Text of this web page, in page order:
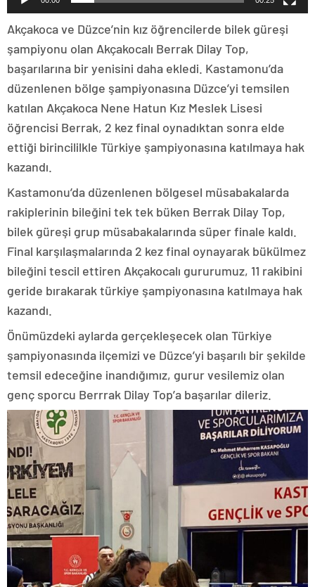
Akçakoca ve Düzce’nin kız öğrencilerde bilek güreşi
şampiyonu olan Akçakocalı Berrak Dilay Top,
başarılarına bir yenisini daha ekledi. Kastamonu’da
düzenlenen bölge şampiyonasına Düzce’yi temsilen
katılan Akçakoca Nene Hatun Kız Meslek Lisesi
öğrencisi Berrak, 2 kez final oynadıktan sonra elde
ettiği birincililkle Türkiye şampiyonasına katılmaya hak
kazandı.
Kastamonu’da düzenlenen bölgesel müsabakalarda
rakiplerinin bileğini tek tek büken Berrak Dilay Top,
bilek güreşi grup müsabakalarında süper finale kaldı.
Final karşılaşmalarında 2 kez final oynayarak bükülmez
bileğini tescil ettiren Akçakocalı gururumuz, 11 rakibini
geride bırakarak türkiye şampiyonasına katılmaya hak
kazandı.
Önümüzdeki aylarda gerçekleşecek olan Türkiye
şampiyonasında ilçemizi ve Düzce’yi başarılı bir şekilde
temsil edeceğine inandığımız, gurur vesilemiz olan
genç sporcu Berrrak Dilay Top’a başarılar dileriz.